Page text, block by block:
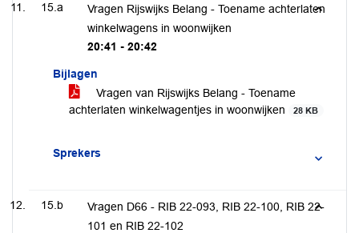
15.a
Vragen Rijswijks Belang - Toename achterlaten
winkelwagens in woonwijken
20:41 - 20:42
Bijlagen
Vragen van Rijswijks Belang - Toename
achterlaten winkelwagentjes in woonwijken
28 KB
Sprekers
15.b
Vragen D66 - RIB 22-093, RIB 22-100, RIB 22-
101 en RIB 22-102